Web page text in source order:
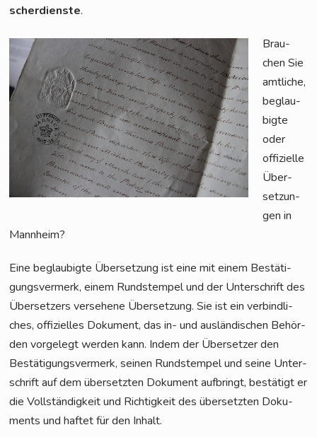
scher­diens­te.
Brau­
chen Sie
amt­li­che,
beglau­
big­te
oder
offi­zi­el­le
Über­
set­zun­
gen in
Mannheim?
Eine beglau­big­te Über­set­zung ist eine mit einem Bestä­ti­
gungs­ver­merk, einem Rund­s­tem­pel und der Unter­schrift des
Über­set­zers ver­se­he­ne Über­set­zung. Sie ist ein ver­bind­li­
ches, offi­zi­el­les Doku­ment, das in- und aus­län­di­schen Behör­
den vor­ge­legt wer­den kann. Indem der Über­set­zer den
Bestä­ti­gungs­ver­merk, sei­nen Rund­s­tem­pel und sei­ne Unter­
schrift auf dem über­setz­ten Doku­ment auf­bringt, bestä­tigt er
die Voll­stän­dig­keit und Rich­tig­keit des über­setz­ten Doku­
ments und haf­tet für den Inhalt.